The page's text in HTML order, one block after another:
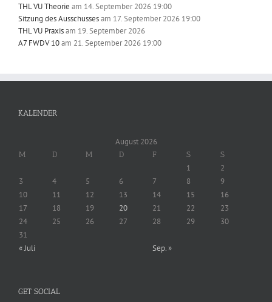
THL VU Theorie am 14. September 2026 19:00
Sitzung des Ausschussesam 17. September 2026 19:00
THL VU Praxisam 19. September 2026
A7 FWDV 10am 21. September 2026 19:00
KALENDER
August 2026
M D M D F S S
1
2
3
4 5 6 7 8
9
10
11 12 13 14 15
16
17
18 19 20 21 22
23
24
25 26 27 28 29
30
31
« Juli
Sep. »
GET SOCIAL